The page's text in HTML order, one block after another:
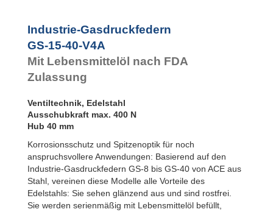
GS-28-VA
Industrie-Gasdruckfedern
GS-15-40-V4A
Mit Lebensmittelöl nach FDA
Zulassung
Ventiltechnik, Edelstahl
Ausschubkraft max. 400 N
Hub 40 mm
Korrosionsschutz und Spitzenoptik für noch
anspruchsvollere Anwendungen: Basierend auf den
Industrie-Gasdruckfedern GS-8 bis GS-40 von ACE aus
Stahl, vereinen diese Modelle alle Vorteile des
Edelstahls: Sie sehen glänzend aus und sind rostfrei.
Sie werden serienmäßig mit Lebensmittelöl befüllt,